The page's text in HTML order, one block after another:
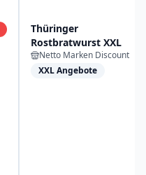
Thüringer
Rostbratwurst XXL
Netto Marken Discount
XXL Angebote